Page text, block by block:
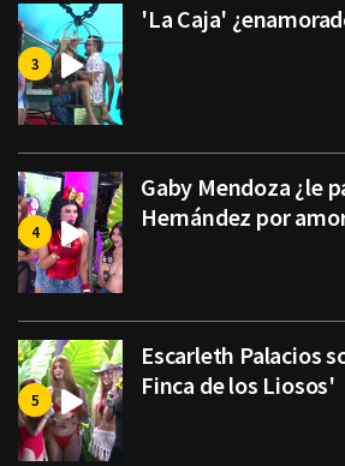
'La Caja'
Gaby Mendoza ¿le
Hernández por
Escarleth Palacios
Finca de los Liosos'